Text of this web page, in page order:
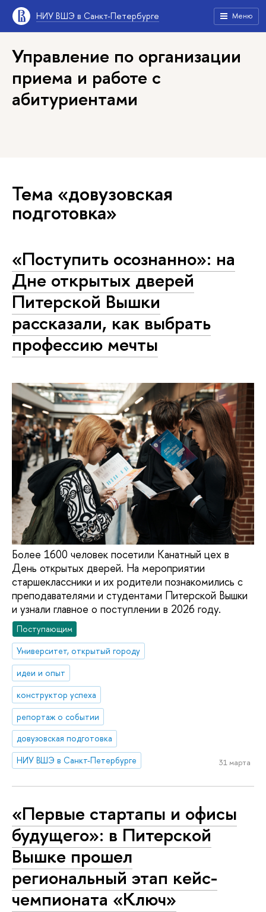
НИУ ВШЭ в Санкт-Петербурге Меню
Управление по организации
приема и работе с
абитуриентами
Тема «довузовская
подготовка»
«Поступить осознанно»: на
Дне открытых дверей
Питерской Вышки
рассказали, как выбрать
профессию мечты
Более 1600 человек посетили Канатный цех в
День открытых дверей. На мероприятии
старшеклассники и их родители познакомились с
преподавателями и студентами Питерской Вышки
и узнали главное о поступлении в 2026 году.
Поступающим
Университет, открытый городу
идеи и опыт
конструктор успеха
репортаж о событии
довузовская подготовка
НИУ ВШЭ в Санкт-Петербурге
31 марта
«Первые стартапы и офисы
будущего»: в Питерской
Вышке прошел
региональный этап кейс-
чемпионата «Ключ»